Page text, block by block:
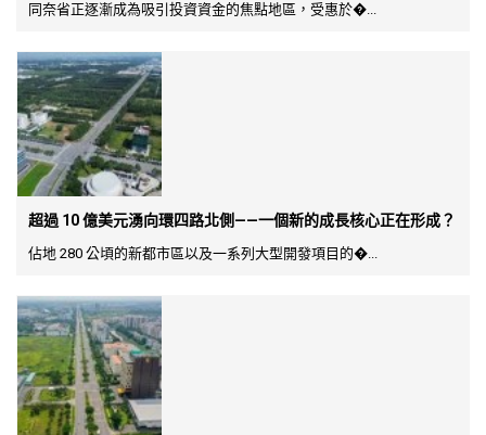
同奈省正逐漸成為吸引投資資金的焦點地區，受惠於�...
超過 10 億美元湧向環四路北側——一個新的成長核心正在形成？
佔地 280 公頃的新都市區以及一系列大型開發項目的�...